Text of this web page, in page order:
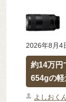
2026年8月4
約14万円
654gの
よしおく